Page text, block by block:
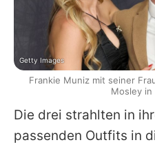
Die drei strahlten in
passenden Outfits in
Getty Images
Frankie Muniz mit seiner
Mosley in